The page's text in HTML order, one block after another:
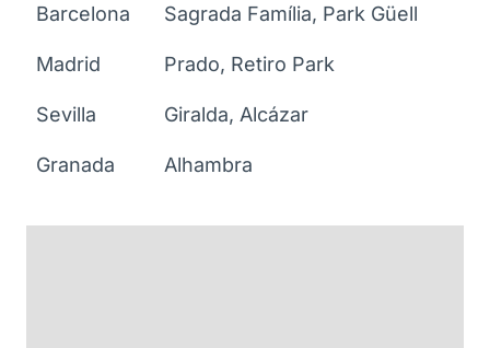
Barcelona Sagrada Família, Park Güell
Madrid Prado, Retiro Park
Sevilla Giralda, Alcázar
Granada Alhambra